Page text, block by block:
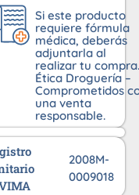
Si este producto
requiere fórmula
médica, deberás
adjuntarla al
realizar tu compra.
Ética Droguería –
Comprometidos
una venta
responsable.
2008M-
0009018